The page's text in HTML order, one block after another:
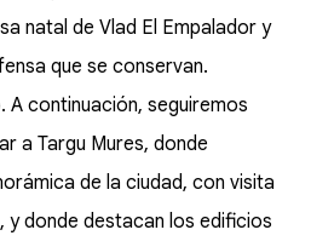
natal de Vlad El Empalador y
que se conservan.
A continuación, seguiremos
a Targu Mures, donde
de la ciudad, con visita
donde destacan los edificios